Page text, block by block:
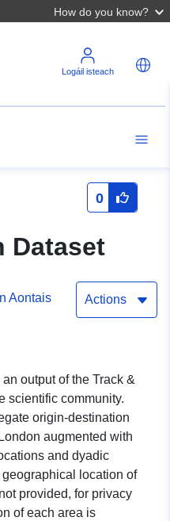
How do you know?
Logáil isteach
0
Dataset
Aontais
Actions
output of the Track &
scientific community.
origin-destination
augmented with
and dyadic
location of
provided, for privacy
of each area is